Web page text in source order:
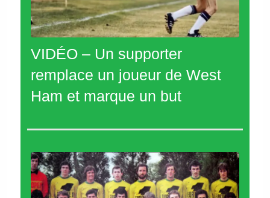
VIDÉO – Un supporter
remplace un joueur de West
Ham et marque un but